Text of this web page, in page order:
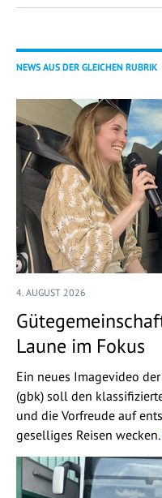
NEWS AUS DER GLEICHEN RUBRIK
4. AUGUST 2026
Laune im Fokus
Ein neues Imagevideo
(gbk) soll den
und die Vorfreude auf
geselliges Reisen wecken.